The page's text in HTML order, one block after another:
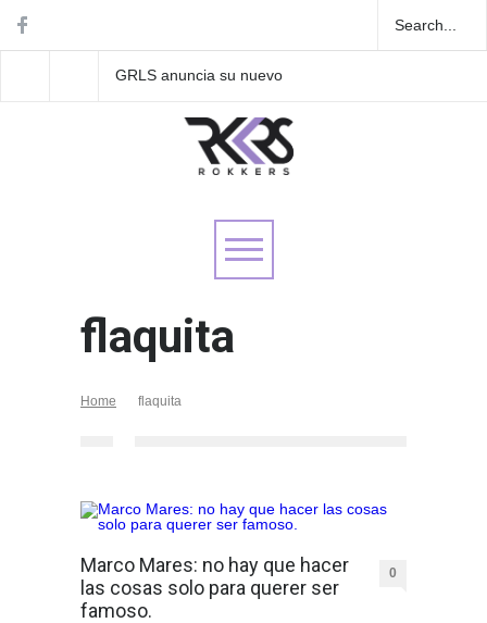
GRLS anuncia su nuevo
flaquita
Home flaquita
Marco Mares: no hay que hacer
las cosas solo para querer ser
famoso.
0